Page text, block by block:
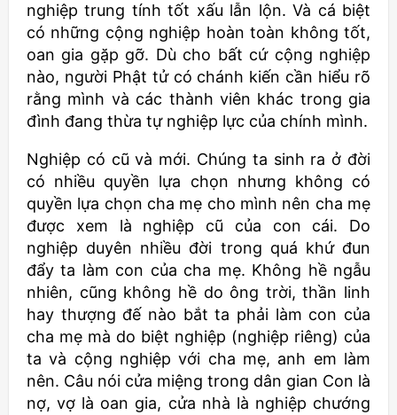
nghiệp trung tính tốt xấu lẫn lộn. Và cá biệt
có những cộng nghiệp hoàn toàn không tốt,
oan gia gặp gỡ. Dù cho bất cứ cộng nghiệp
nào, người Phật tử có chánh kiến cần hiểu rõ
rằng mình và các thành viên khác trong gia
đình đang thừa tự nghiệp lực của chính mình.
Nghiệp có cũ và mới. Chúng ta sinh ra ở đời
có nhiều quyền lựa chọn nhưng không có
quyền lựa chọn cha mẹ cho mình nên cha mẹ
được xem là nghiệp cũ của con cái. Do
nghiệp duyên nhiều đời trong quá khứ đun
đẩy ta làm con của cha mẹ. Không hề ngẫu
nhiên, cũng không hề do ông trời, thần linh
hay thượng đế nào bắt ta phải làm con của
cha mẹ mà do biệt nghiệp (nghiệp riêng) của
ta và cộng nghiệp với cha mẹ, anh em làm
nên. Câu nói cửa miệng trong dân gian Con là
nợ, vợ là oan gia, cửa nhà là nghiệp chướng